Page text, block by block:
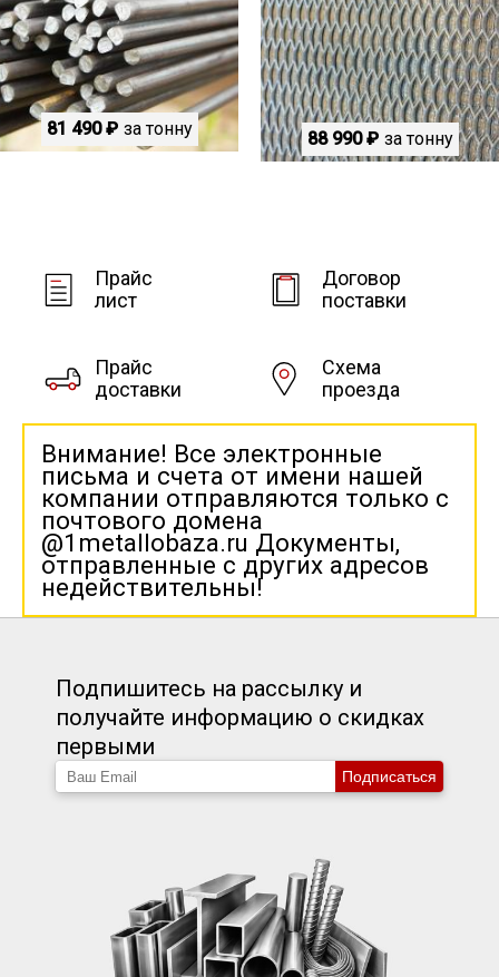
81 490 ₽ за тонну 88 990 ₽ за тонну
Прайс
лист
Договор
поставки
Прайс
доставки
Схема
проезда
Внимание! Все электронные
письма и счета от имени нашей
компании отправляются только с
почтового домена
@1metallobaza.ru Документы,
отправленные с других адресов
недействительны!
Подпишитесь на рассылку и
получайте информацию о скидках
первыми
Подписаться